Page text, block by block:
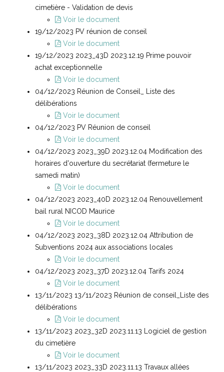
cimetière - Validation de devis
Voir le document
19/12/2023 PV réunion de conseil
Voir le document
19/12/2023 2023_43D 2023.12.19 Prime pouvoir
achat exceptionnelle
Voir le document
04/12/2023 Réunion de Conseil_ Liste des
délibérations
Voir le document
04/12/2023 PV Réunion de conseil
Voir le document
04/12/2023 2023_39D 2023.12.04 Modification des
horaires d'ouverture du secrétariat (fermeture le
samedi matin)
Voir le document
04/12/2023 2023_40D 2023.12.04 Renouvellement
bail rural NICOD Maurice
Voir le document
04/12/2023 2023_38D 2023.12.04 Attribution de
Subventions 2024 aux associations locales
Voir le document
04/12/2023 2023_37D 2023.12.04 Tarifs 2024
Voir le document
13/11/2023 13/11/2023 Réunion de conseil_Liste des
délibérations
Voir le document
13/11/2023 2023_32D 2023.11.13 Logiciel de gestion
du cimetière
Voir le document
13/11/2023 2023_33D 2023.11.13 Travaux allées